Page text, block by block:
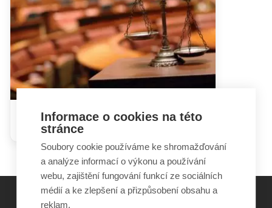
Poškozený v trestním řízení
Informace o cookies na této
stránce
Soubory cookie používáme ke shromažďování
a analýze informací o výkonu a používání
webu, zajištění fungování funkcí ze sociálních
médií a ke zlepšení a přizpůsobení obsahu a
reklam.